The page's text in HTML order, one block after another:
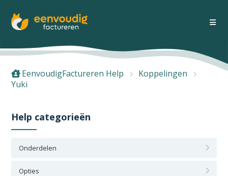
EenvoudigFactureren Help
Koppelingen
Yuki
Help categorieën
Onderdelen
Opties